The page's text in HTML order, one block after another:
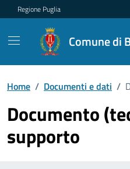
Regione Puglia
Comune di
Home / Documenti e dati /
Documento
supporto